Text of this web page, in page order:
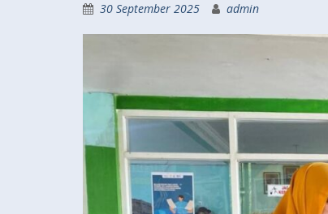
30 September 2025 admin